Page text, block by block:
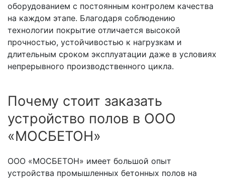
оборудованием с постоянным контролем качества
на каждом этапе. Благодаря соблюдению
технологии покрытие отличается высокой
прочностью, устойчивостью к нагрузкам и
длительным сроком эксплуатации даже в условиях
непрерывного производственного цикла.
Почему стоит заказать
устройство полов в ООО
«МОСБЕТОН»
ООО «МОСБЕТОН» имеет большой опыт
устройства промышленных бетонных полов на